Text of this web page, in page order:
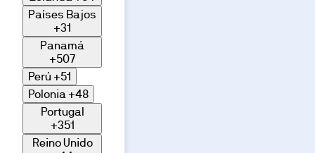
Países Bajos
+31
Panamá
+507
Perú +51
Polonia+48
Portugal
+351
Reino Unido